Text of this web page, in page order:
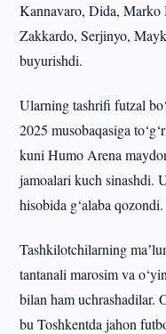
Kannavaro, Dida,
Zakkardo, Serjinyo,
buyurishdi.
Ularning tashrifi futzal
2025 musobaqasiga
kuni Humo Arena
jamoalari kuch sinashdi.
hisobida g‘alaba qozondi.
Tashkilotchilarning
tantanali marosim va
bilan ham uchrashadilar.
bu Toshkentda jahon